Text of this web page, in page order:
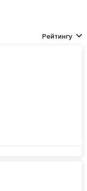
Рейтингу